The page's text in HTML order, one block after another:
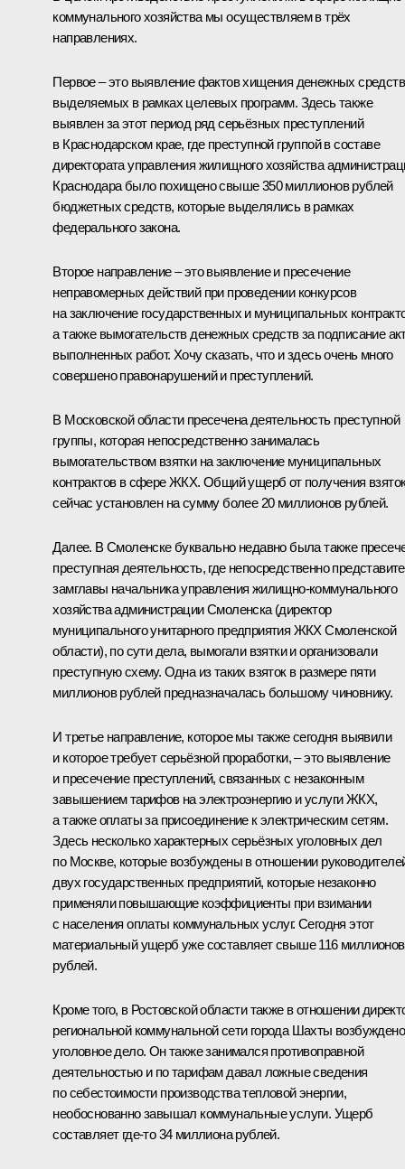
коммунального хозяйства мы осуществляем в трёх
направлениях.
Первое – это выявление фактов хищения денежных
выделяемых в рамках целевых программ. Здесь также
выявлен за этот период ряд серьёзных преступлений
в Краснодарском крае, где преступной группой в составе
директората управления жилищного хозяйства
Краснодара было похищено свыше 350 миллионов рублей
бюджетных средств, которые выделялись в рамках
федерального закона.
Второе направление – это выявление и пресечение
неправомерных действий при проведении конкурсов
на заключение государственных и муниципальных
а также вымогательств денежных средств за подписание
выполненных работ. Хочу сказать, что и здесь очень много
совершено правонарушений и преступлений.
В Московской области пресечена деятельность преступной
группы, которая непосредственно занималась
вымогательством взятки на заключение муниципальных
контрактов в сфере ЖКХ. Общий ущерб от получения
сейчас установлен на сумму более 20 миллионов рублей.
Далее. В Смоленске буквально недавно была также
преступная деятельность, где непосредственно
замглавы начальника управления жилищно-коммунального
хозяйства администрации Смоленска (директор
муниципального унитарного предприятия ЖКХ Смоленской
области), по сути дела, вымогали взятки и организовали
преступную схему. Одна из таких взяток в размере пяти
миллионов рублей предназначалась большому чиновнику.
И третье направление, которое мы также сегодня выявили
и которое требует серьёзной проработки, – это выявление
и пресечение преступлений, связанных с незаконным
завышением тарифов на электроэнергию и услуги ЖКХ,
а также оплаты за присоединение к электрическим сетям.
Здесь несколько характерных серьёзных уголовных дел
по Москве, которые возбуждены в отношении
двух государственных предприятий, которые незаконно
применяли повышающие коэффициенты при взимании
с населения оплаты коммунальных услуг. Сегодня этот
материальный ущерб уже составляет свыше 116 миллионов
рублей.
Кроме того, в Ростовской области также в отношении
региональной коммунальной сети города Шахты возбуждено
уголовное дело. Он также занимался противоправной
деятельностью и по тарифам давал ложные сведения
по себестоимости производства тепловой энергии,
необоснованно завышал коммунальные услуги. Ущерб
составляет где‑то 34 миллиона рублей.